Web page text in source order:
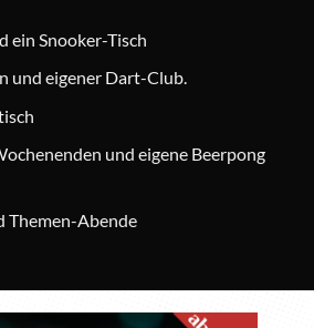
ein Snooker-Tisch
und eigener Dart-Club.
und eigene Beerpong
Themen-Abende